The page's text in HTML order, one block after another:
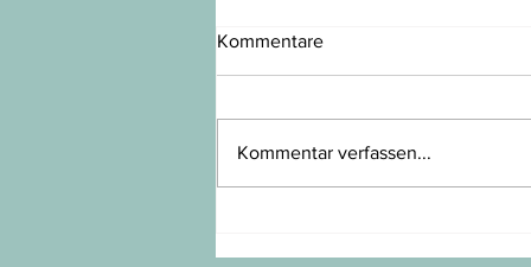
meine liebste jahreszeit
Kommentare
Kommentar verfassen...